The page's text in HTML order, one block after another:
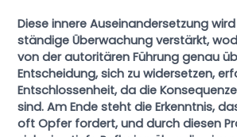
Diese innere Auseinandersetzung
ständige Überwachung verstärkt,
von der autoritären Führung genau
Entscheidung, sich zu widersetzen,
Entschlossenheit, da die
sind. Am Ende steht die Erkenntnis,
oft Opfer fordert, und durch diesen